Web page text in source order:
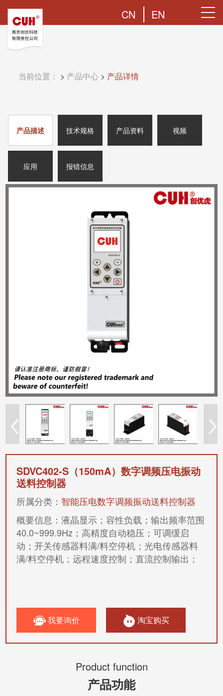
CN EN
当前位置： > 产品中心 > 产品详情
产品描述 技术规格 产品资料 视频
应用 报错信息
SDVC402-S（150mA）数字调频压电振动
送料控制器
所属分类： 智能压电数字调频振动送料控制器
概要信息：液晶显示；容性负载；输出频率范围
40.0~999.9Hz；高精度自动稳压；可调缓启
动；开关传感器料满/料空停机；光电传感器料
满/料空停机；远程速度控制；直流控制输出；
我要询价 淘宝购买
Product function
产品功能